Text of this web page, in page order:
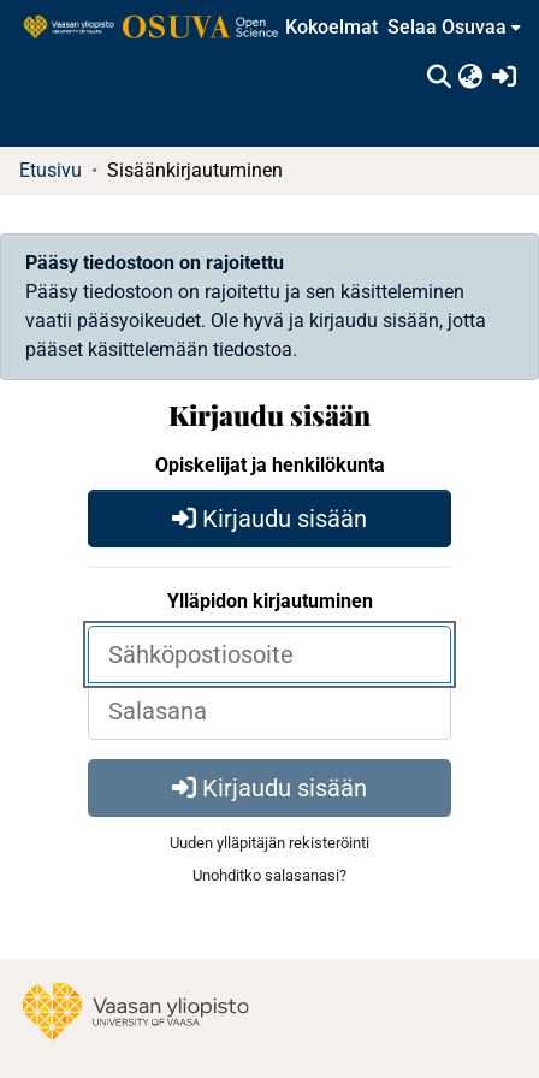
Kokoelmat Selaa Osuvaa
Etusivu Sisäänkirjautuminen
Pääsy tiedostoon on rajoitettu
Pääsy tiedostoon on rajoitettu ja sen käsitteleminen
vaatii pääsyoikeudet. Ole hyvä ja kirjaudu sisään, jotta
pääset käsittelemään tiedostoa.
Kirjaudu sisään
Opiskelijat ja henkilökunta
Kirjaudu sisään
Ylläpidon kirjautuminen
Kirjaudu sisään
Uuden ylläpitäjän rekisteröinti
Unohditko salasanasi?